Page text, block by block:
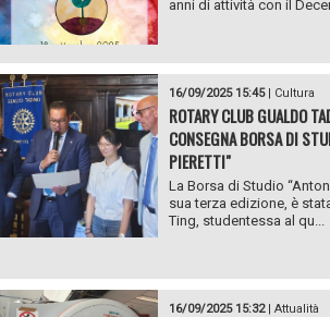
anni di attività con il
16/09/2025 15:45| Cultura
ROTARY CLUB GUALDO
CONSEGNA BORSA DI
PIERETTI"
La Borsa di Studio
sua terza edizione, è
Ting, studentessa al qu...
16/09/2025 15:32| Attualità